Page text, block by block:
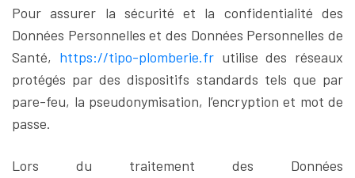
Pour assurer la sécurité et la confidentialité des
Données Personnelles et des Données Personnelles de
Santé, https://tipo-plomberie.fr utilise des réseaux
protégés par des dispositifs standards tels que par
pare-feu, la pseudonymisation, l’encryption et mot de
passe.
Lors du traitement des Données